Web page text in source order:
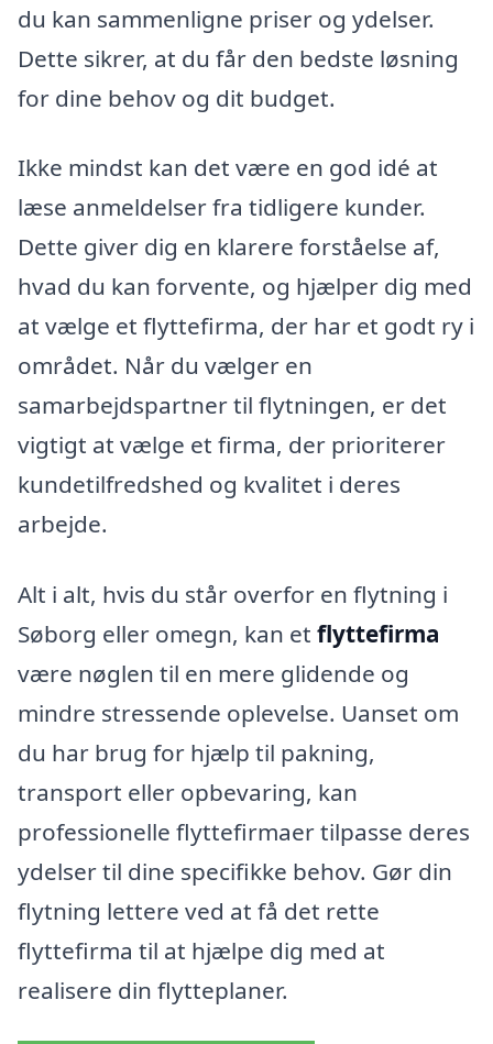
du kan sammenligne priser og ydelser.
Dette sikrer, at du får den bedste løsning
for dine behov og dit budget.
Ikke mindst kan det være en god idé at
læse anmeldelser fra tidligere kunder.
Dette giver dig en klarere forståelse af,
hvad du kan forvente, og hjælper dig med
at vælge et flyttefirma, der har et godt ry i
området. Når du vælger en
samarbejdspartner til flytningen, er det
vigtigt at vælge et firma, der prioriterer
kundetilfredshed og kvalitet i deres
arbejde.
Alt i alt, hvis du står overfor en flytning i
Søborg eller omegn, kan et flyttefirma
være nøglen til en mere glidende og
mindre stressende oplevelse. Uanset om
du har brug for hjælp til pakning,
transport eller opbevaring, kan
professionelle flyttefirmaer tilpasse deres
ydelser til dine specifikke behov. Gør din
flytning lettere ved at få det rette
flyttefirma til at hjælpe dig med at
realisere din flytteplaner.